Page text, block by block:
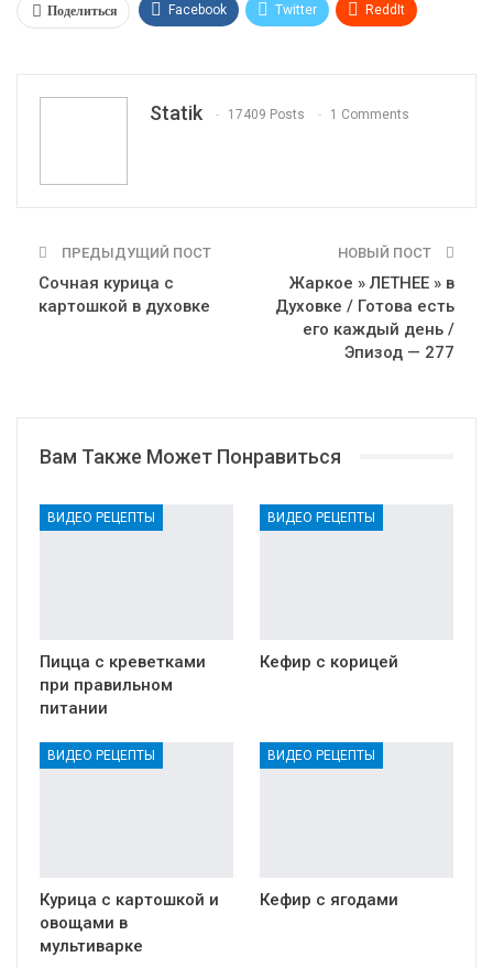
Поделиться Facebook Twitter ReddIt
Statik 17409 Posts 1 Comments
ПРЕДЫДУЩИЙ ПОСТ
Сочная курица с
картошкой в духовке
НОВЫЙ ПОСТ
Жаркое » ЛЕТНЕЕ » в
Духовке / Готова есть
его каждый день /
Эпизод — 277
Вам Также Может Понравиться
ВИДЕО РЕЦЕПТЫ
Пицца с креветками
при правильном
питании
ВИДЕО РЕЦЕПТЫ
Кефир с корицей
ВИДЕО РЕЦЕПТЫ
Курица с картошкой и
овощами в
мультиварке
ВИДЕО РЕЦЕПТЫ
Кефир с ягодами